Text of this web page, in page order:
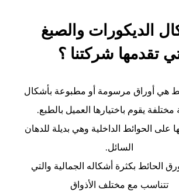
الديكورات والصبغ
تقدمها شركتنا ؟
هي أوراق مرسومة أو مطبوعة بأشكال
مختلفة يقوم باختيارها العميل بالطبع.
على الحوائط الداخلية وهي بديلة للدهان
السائل.
الحائط بكثرة أشكاله الجمالية والتي
تتناسب مع مختلف الأذواق